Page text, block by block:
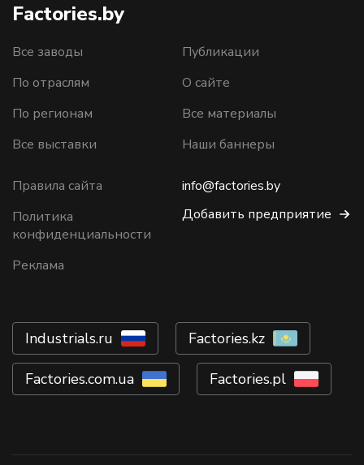
Factories.by
Все заводы
По отраслям
По регионам
Все выставки
Публикации
О сайте
Все материалы
Наши баннеры
Правила сайта
Политика
конфиденциальности
Реклама
info@factories.by
Добавить предприятие
Industrials.ru Factories.kz
Factories.com.ua Factories.pl